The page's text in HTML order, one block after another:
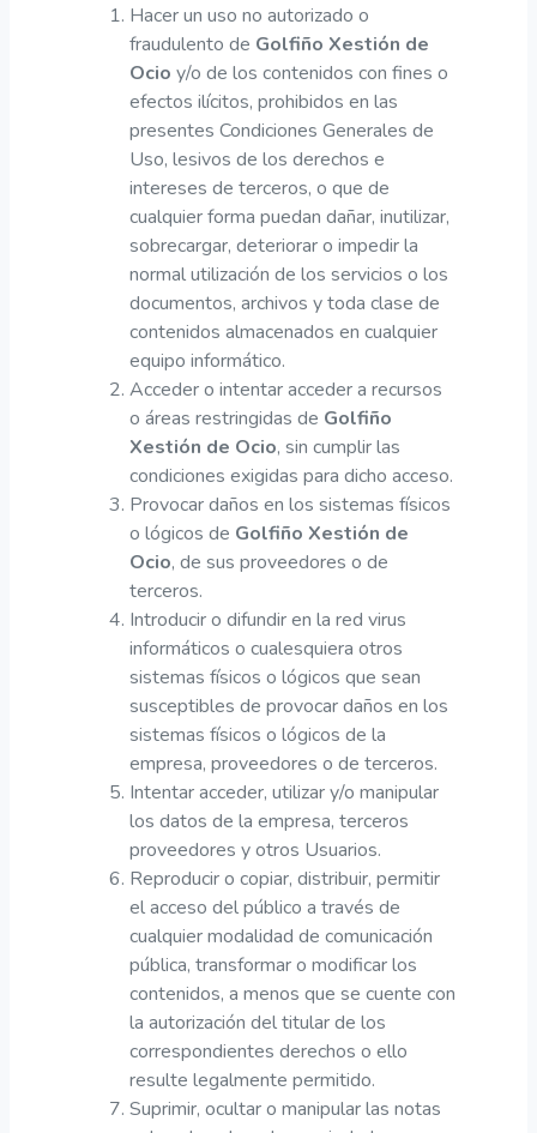
Hacer un uso no autorizado o
fraudulento de Golfiño Xestión de
Ocio y/o de los contenidos con fines o
efectos ilícitos, prohibidos en las
presentes Condiciones Generales de
Uso, lesivos de los derechos e
intereses de terceros, o que de
cualquier forma puedan dañar, inutilizar,
sobrecargar, deteriorar o impedir la
normal utilización de los servicios o los
documentos, archivos y toda clase de
contenidos almacenados en cualquier
equipo informático.
Acceder o intentar acceder a recursos
o áreas restringidas de Golfiño
Xestión de Ocio, sin cumplir las
condiciones exigidas para dicho acceso.
Provocar daños en los sistemas físicos
o lógicos de Golfiño Xestión de
Ocio, de sus proveedores o de
terceros.
Introducir o difundir en la red virus
informáticos o cualesquiera otros
sistemas físicos o lógicos que sean
susceptibles de provocar daños en los
sistemas físicos o lógicos de la
empresa, proveedores o de terceros.
Intentar acceder, utilizar y/o manipular
los datos de la empresa, terceros
proveedores y otros Usuarios.
Reproducir o copiar, distribuir, permitir
el acceso del público a través de
cualquier modalidad de comunicación
pública, transformar o modificar los
contenidos, a menos que se cuente con
la autorización del titular de los
correspondientes derechos o ello
resulte legalmente permitido.
Suprimir, ocultar o manipular las notas